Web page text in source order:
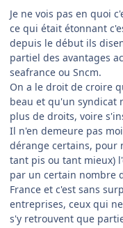
Je ne vois pas en quoi
ce qui était étonnant
depuis le début ils
partiel des avantages
seafrance ou Sncm.
On a le droit de croire
beau et qu'un syndicat
plus de droits, voire
Il n'en demeure pas
dérange certains, pour
tant pis ou tant mieux)
par un certain nombre
France et c'est sans
entreprises, ceux qui
s'y retrouvent que